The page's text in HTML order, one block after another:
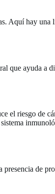
Aquí hay una
que ayuda a
el riesgo de
de